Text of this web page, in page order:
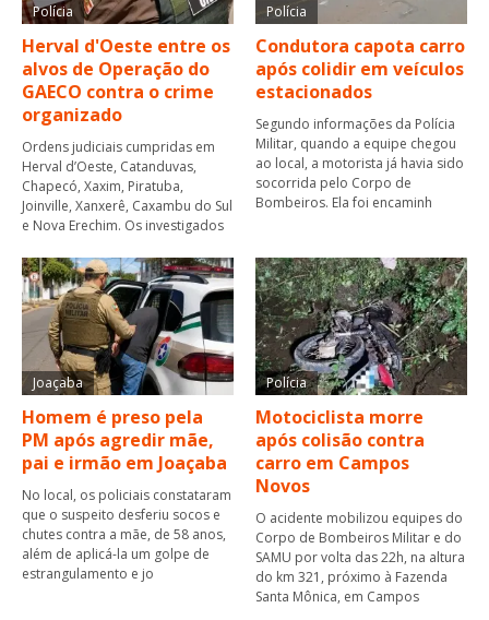
Polícia
Herval d'Oeste entre os
alvos de Operação do
GAECO contra o crime
organizado
Ordens judiciais cumpridas em
Herval d’Oeste, Catanduvas,
Chapecó, Xaxim, Piratuba,
Joinville, Xanxerê, Caxambu do Sul
e Nova Erechim. Os investigados
Polícia
Condutora capota carro
após colidir em veículos
estacionados
Segundo informações da Polícia
Militar, quando a equipe chegou
ao local, a motorista já havia sido
socorrida pelo Corpo de
Bombeiros. Ela foi encaminh
Joaçaba
Homem é preso pela
PM após agredir mãe,
pai e irmão em Joaçaba
No local, os policiais constataram
que o suspeito desferiu socos e
chutes contra a mãe, de 58 anos,
além de aplicá-la um golpe de
estrangulamento e jo
Polícia
Motociclista morre
após colisão contra
carro em Campos
Novos
O acidente mobilizou equipes do
Corpo de Bombeiros Militar e do
SAMU por volta das 22h, na altura
do km 321, próximo à Fazenda
Santa Mônica, em Campos